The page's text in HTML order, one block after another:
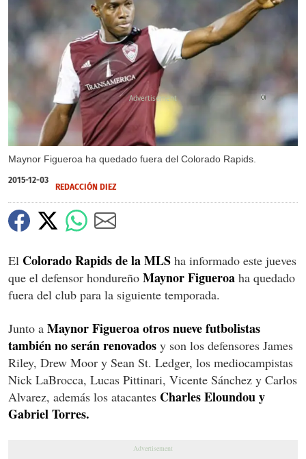
Maynor Figueroa ha quedado fuera del Colorado Rapids.
X
2015-12-03
REDACCIÓN DIEZ
El Colorado Rapids de la MLS ha informado este jueves
que el defensor hondureño Maynor Figueroa ha quedado
fuera del club para la siguiente temporada.
Junto a Maynor Figueroa otros nueve futbolistas
también no serán renovados y son los defensores James
Riley, Drew Moor y Sean St. Ledger, los mediocampistas
Nick LaBrocca, Lucas Pittinari, Vicente Sánchez y Carlos
Alvarez, además los atacantes Charles Eloundou y
Gabriel Torres.